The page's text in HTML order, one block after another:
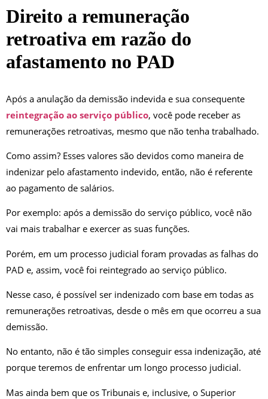
Direito a remuneração
retroativa em razão do
afastamento no PAD
Após a anulação da demissão indevida e sua consequente
reintegração ao serviço público, você pode receber as
remunerações retroativas, mesmo que não tenha trabalhado.
Como assim? Esses valores são devidos como maneira de
indenizar pelo afastamento indevido, então, não é referente
ao pagamento de salários.
Por exemplo: após a demissão do serviço público, você não
vai mais trabalhar e exercer as suas funções.
Porém, em um processo judicial foram provadas as falhas do
PAD e, assim, você foi reintegrado ao serviço público.
Nesse caso, é possível ser indenizado com base em todas as
remunerações retroativas, desde o mês em que ocorreu a sua
demissão.
No entanto, não é tão simples conseguir essa indenização, até
porque teremos de enfrentar um longo processo judicial.
Mas ainda bem que os Tribunais e, inclusive, o Superior